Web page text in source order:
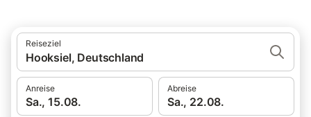
Reiseziel
Hooksiel, Deutschland
Anreise
Sa., 15.08.
Abreise
Sa., 22.08.